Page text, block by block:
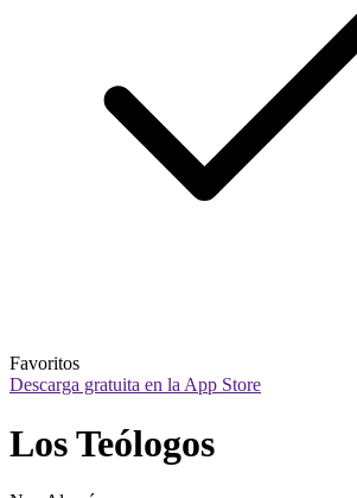
Favoritos
Descarga gratuita en la App Store
Los Teólogos